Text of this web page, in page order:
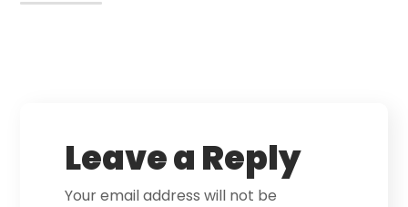
Leave a Reply
Your email address will not be